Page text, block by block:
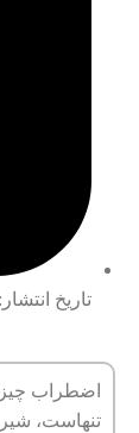
تاریخ انتشار:
اضطراب
تنهاست،